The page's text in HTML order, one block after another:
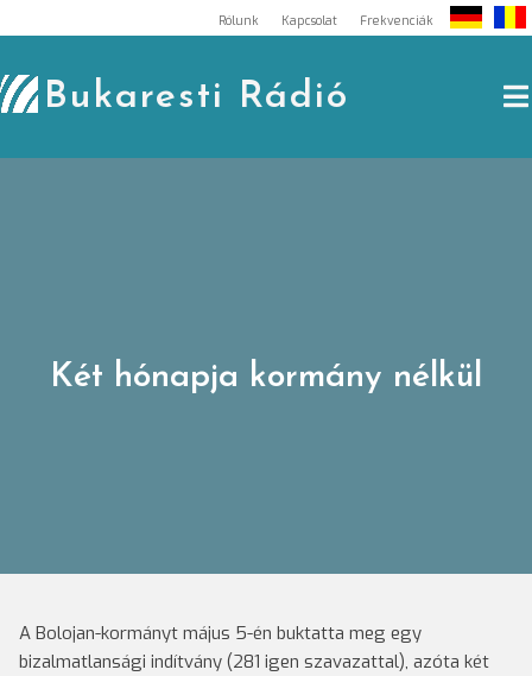
to
content
Rólunk Kapcsolat Frekvenciák
Bukaresti Rádió
Két hónapja kormány nélkül
A Bolojan-kormányt május 5-én buktatta meg egy
bizalmatlansági indítvány (281 igen szavazattal), azóta két